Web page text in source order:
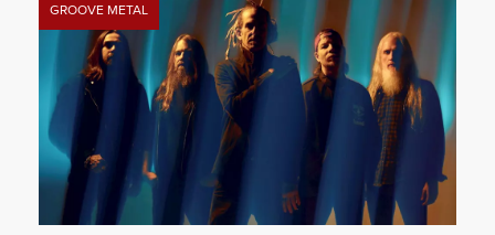
GROOVE METAL